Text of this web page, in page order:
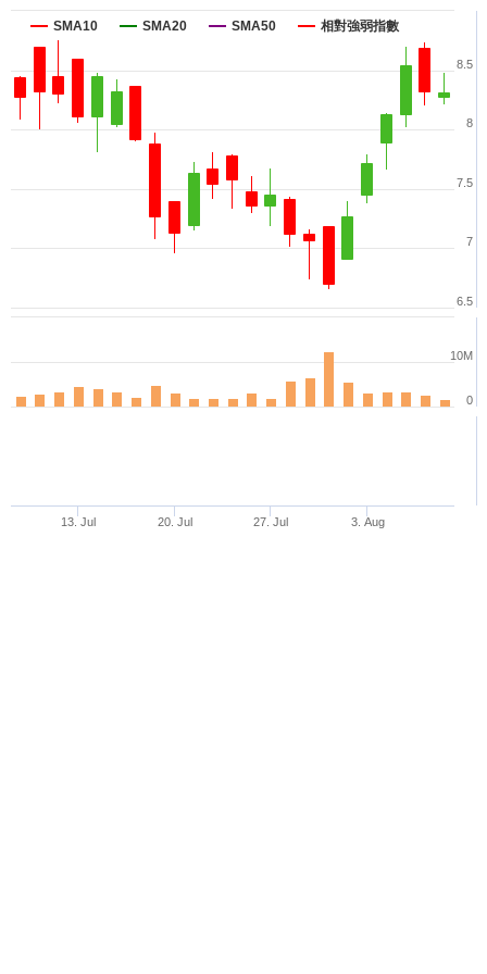
SMA10 SMA20 SMA50 相對強弱指數
13. Jul 20. Jul 27. Jul 3. Aug
6.5
7
7.5
8
8.5
0
10M